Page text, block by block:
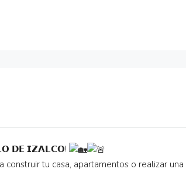
𝗗𝗘 𝗜𝗭𝗔𝗟𝗖𝗢!
tu casa, apartamentos o realizar una